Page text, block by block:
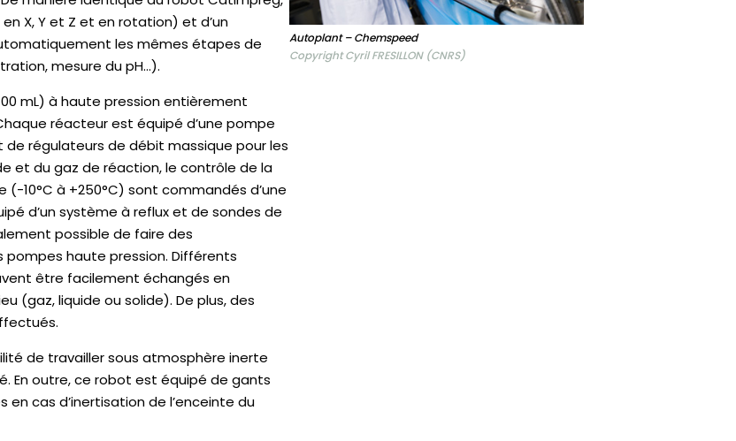
X, Y et Z et en rotation) et d’un
les mêmes étapes de
mesure du pH…).
mL) à haute pression entièrement
réacteur est équipé d’une pompe
de régulateurs de débit massique pour les
et du gaz de réaction, le contrôle de la
10°C à +250°C) sont commandés d’une
d’un système à reflux et de sondes de
possible de faire des
pompes haute pression. Différents
être facilement échangés en
(gaz, liquide ou solide). De plus, des
de travailler sous atmosphère inerte
En outre, ce robot est équipé de gants
cas d’inertisation de l’enceinte du
Autoplant – Chemspeed
Copyright Cyril FRESILLON (CNRS)